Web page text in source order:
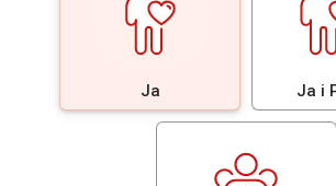
Ja Ja i